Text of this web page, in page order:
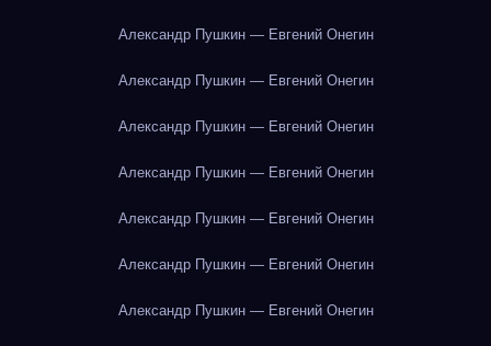
Александр Пушкин — Евгений Онегин
Александр Пушкин — Евгений Онегин
Александр Пушкин — Евгений Онегин
Александр Пушкин — Евгений Онегин
Александр Пушкин — Евгений Онегин
Александр Пушкин — Евгений Онегин
Александр Пушкин — Евгений Онегин